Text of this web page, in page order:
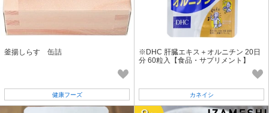
釜揚しらす 缶詰
健康フーズ
※DHC 肝臓エキス＋オルニチン 20日
分 60粒入【食品・サプリメント】
カネイシ